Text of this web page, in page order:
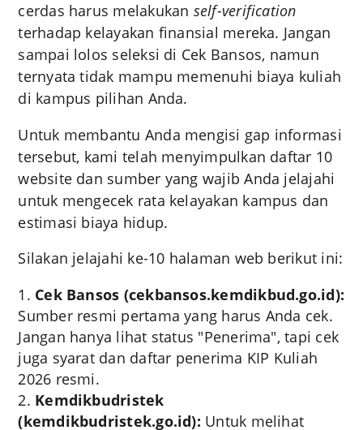
cerdas harus melakukan self-verification
terhadap kelayakan finansial mereka. Jangan
sampai lolos seleksi di Cek Bansos, namun
ternyata tidak mampu memenuhi biaya kuliah
di kampus pilihan Anda.
Untuk membantu Anda mengisi gap informasi
tersebut, kami telah menyimpulkan daftar 10
website dan sumber yang wajib Anda jelajahi
untuk mengecek rata kelayakan kampus dan
estimasi biaya hidup.
Silakan jelajahi ke-10 halaman web berikut ini:
Cek Bansos (cekbansos.kemdikbud.go.id):
Sumber resmi pertama yang harus Anda cek.
Jangan hanya lihat status "Penerima", tapi cek
juga syarat dan daftar penerima KIP Kuliah
2026 resmi.
Kemdikbudristek
(kemdikbudristek.go.id): Untuk melihat